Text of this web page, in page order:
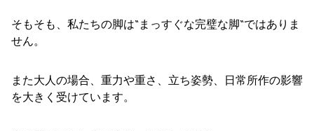
そもそも、私たちの脚は“まっすぐな完璧な脚“ではありま
せん。
また大人の場合、重力や重さ、立ち姿勢、日常所作の影響
を大きく受けています。